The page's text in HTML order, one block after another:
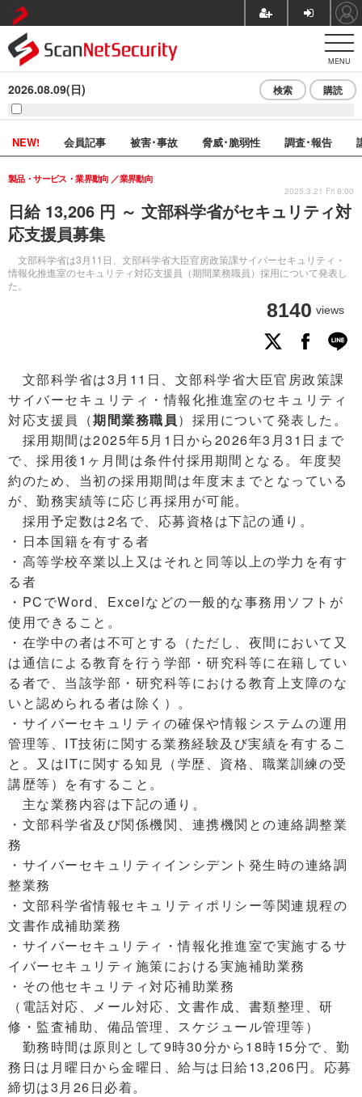
MENU
2026.08.09(日) 検索 購読
NEW! 会員記事 被害･事故 脅威･脆弱性 調査･報告
日給 13,206 円 ～ 文部科学省がセキュリティ対
応支援員募集
文部科学省は3月11日、文部科学省大臣官房政策課サイバーセキュリティ・
情報化推進室のセキュリティ対応支援員（期間業務職員）採用について発表し
た。
製品・サービス・業界動向 業界動向
8140 views
2025.3.21 Fri 8:00
文部科学省は3月11日、文部科学省大臣官房政策課
サイバーセキュリティ・情報化推進室のセキュリティ
対応支援員（期間業務職員）採用について発表した。
採用期間は2025年5月1日から2026年3月31日まで
で、採用後1ヶ月間は条件付採用期間となる。年度契
約のため、当初の採用期間は年度末までとなっている
が、勤務実績等に応じ再採用が可能。
採用予定数は2名で、応募資格は下記の通り。
・日本国籍を有する者
・高等学校卒業以上又はそれと同等以上の学力を有す
る者
・PCでWord、Excelなどの一般的な事務用ソフトが
使用できること。
・在学中の者は不可とする（ただし、夜間において又
は通信による教育を行う学部・研究科等に在籍してい
る者で、当該学部・研究科等における教育上支障のな
いと認められる者は除く）。
・サイバーセキュリティの確保や情報システムの運用
管理等、IT技術に関する業務経験及び実績を有するこ
と。又はITに関する知見（学歴、資格、職業訓練の受
講歴等）を有すること。
主な業務内容は下記の通り。
・文部科学省及び関係機関、連携機関との連絡調整業
務
・サイバーセキュリティインシデント発生時の連絡調
整業務
・文部科学省情報セキュリティポリシー等関連規程の
文書作成補助業務
・サイバーセキュリティ・情報化推進室で実施するサ
イバーセキュリティ施策における実施補助業務
・その他セキュリティ対応補助業務
（電話対応、メール対応、文書作成、書類整理、研
修・監査補助、備品管理、スケジュール管理等）
勤務時間は原則として9時30分から18時15分で、勤
務日は月曜日から金曜日、給与は日給13,206円。応募
締切は3月26日必着。